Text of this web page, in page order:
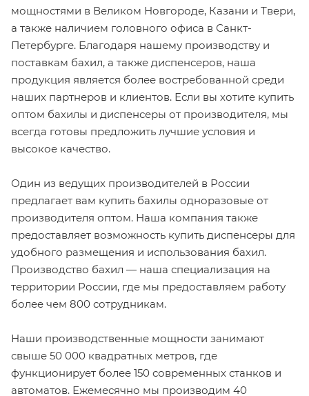
мощностями в Великом Новгороде, Казани и Твери,
а также наличием головного офиса в Санкт-
Петербурге. Благодаря нашему производству и
поставкам бахил, а также диспенсеров, наша
продукция является более востребованной среди
наших партнеров и клиентов. Если вы хотите купить
оптом бахилы и диспенсеры от производителя, мы
всегда готовы предложить лучшие условия и
высокое качество.
Один из ведущих производителей в России
предлагает вам купить бахилы одноразовые от
производителя оптом. Наша компания также
предоставляет возможность купить диспенсеры для
удобного размещения и использования бахил.
Производство бахил — наша специализация на
территории России, где мы предоставляем работу
более чем 800 сотрудникам.
Наши производственные мощности занимают
свыше 50 000 квадратных метров, где
функционирует более 150 современных станков и
автоматов. Ежемесячно мы производим 40